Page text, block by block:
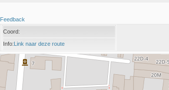
Feedback
Coord:
Info:Link naar deze route